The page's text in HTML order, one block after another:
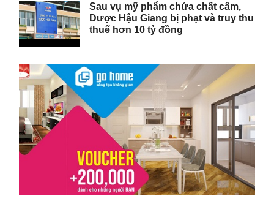
Sau vụ mỹ phẩm chứa chất cấm,
Dược Hậu Giang bị phạt và truy thu
thuế hơn 10 tỷ đồng